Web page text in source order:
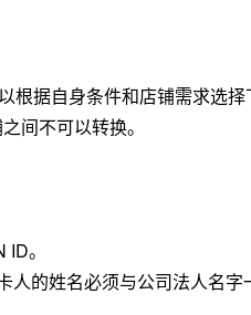
根据自身条件和店铺需求选
间不可以转换。
。
人的姓名必须与公司法人名